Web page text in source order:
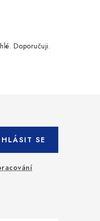
Doporučuji.
SE